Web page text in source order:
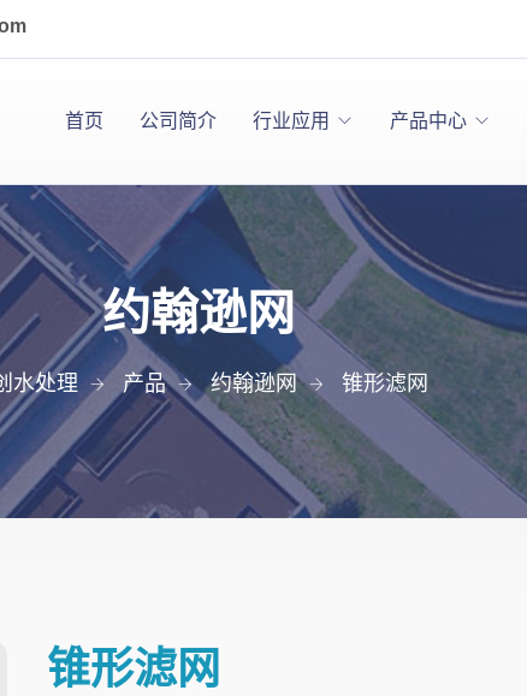
首页 公司简介 行业应用 产品中心
约翰逊网
水处理 产品 约翰逊网 锥形滤网
锥形滤网